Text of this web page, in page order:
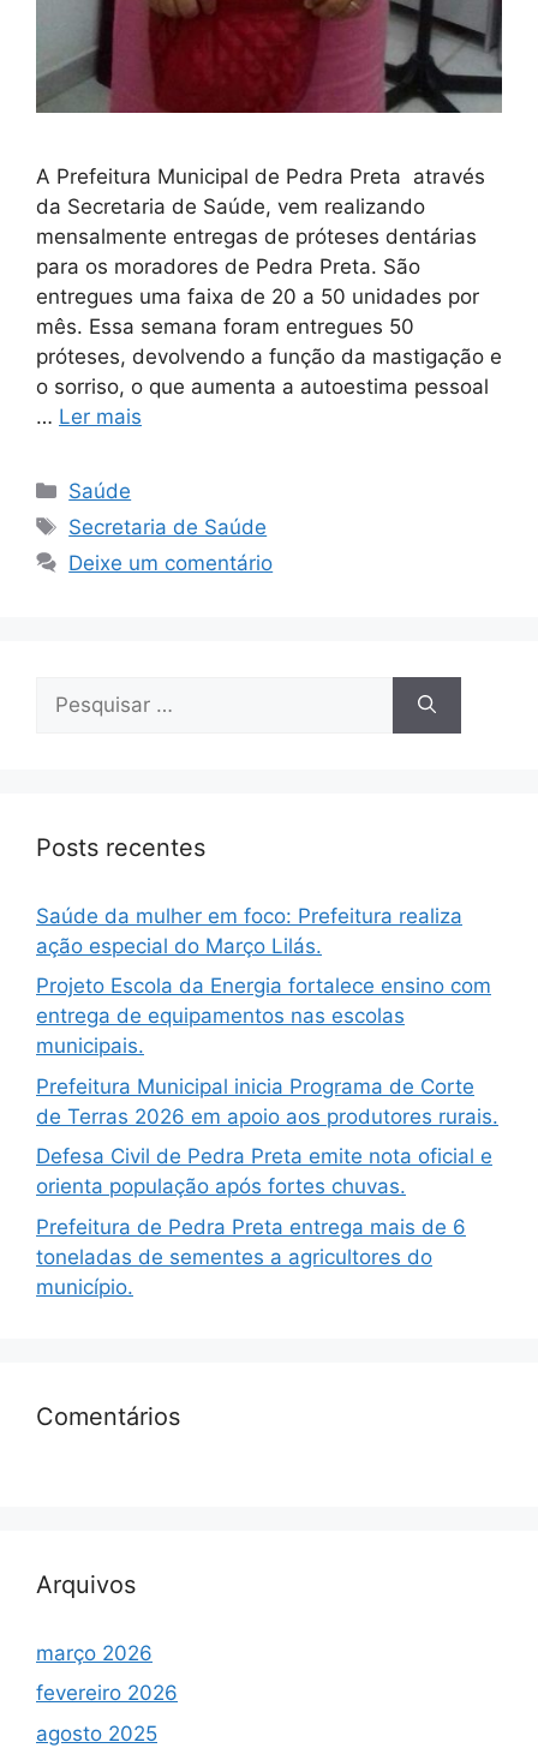
A Prefeitura Municipal de Pedra Preta através
da Secretaria de Saúde, vem realizando
mensalmente entregas de próteses dentárias
para os moradores de Pedra Preta. São
entregues uma faixa de 20 a 50 unidades por
mês. Essa semana foram entregues 50
próteses, devolvendo a função da mastigação e
o sorriso, o que aumenta a autoestima pessoal
… Ler mais
Saúde
Secretaria de Saúde
Deixe um comentário
Posts recentes
Saúde da mulher em foco: Prefeitura realiza
ação especial do Março Lilás.
Projeto Escola da Energia fortalece ensino com
entrega de equipamentos nas escolas
municipais.
Prefeitura Municipal inicia Programa de Corte
de Terras 2026 em apoio aos produtores rurais.
Defesa Civil de Pedra Preta emite nota oficial e
orienta população após fortes chuvas.
Prefeitura de Pedra Preta entrega mais de 6
toneladas de sementes a agricultores do
município.
Comentários
Arquivos
março 2026
fevereiro 2026
agosto 2025